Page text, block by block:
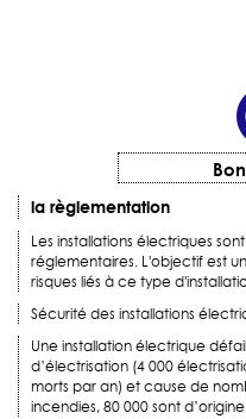
la règlementation
Les installations électriques
réglementaires. L'objectif est
risques liés à ce type
Sécurité des installations
Une installation électrique
d’électrisation (4 000
morts par an) et cause de
incendies, 80 000 sont